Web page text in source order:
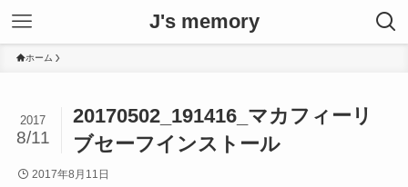
J's memory
ホーム
20170502_191416_マカフィーリ
ブセーフインストール
2017
8/11
2017年8月11日